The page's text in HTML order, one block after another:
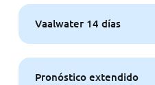
Vaalwater 14 días
Pronóstico extendido